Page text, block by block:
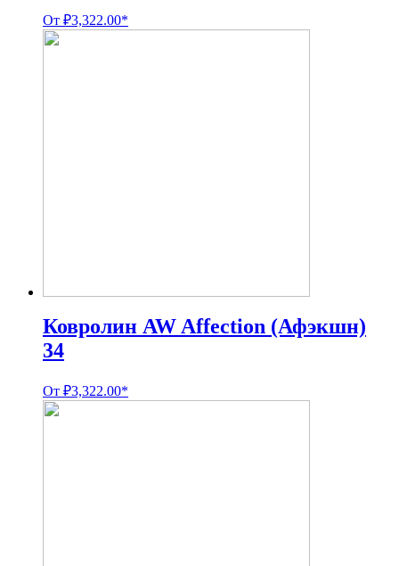
От ₽3,322.00*
Ковролин AW Affection (Афэкшн)
34
От ₽3,322.00*